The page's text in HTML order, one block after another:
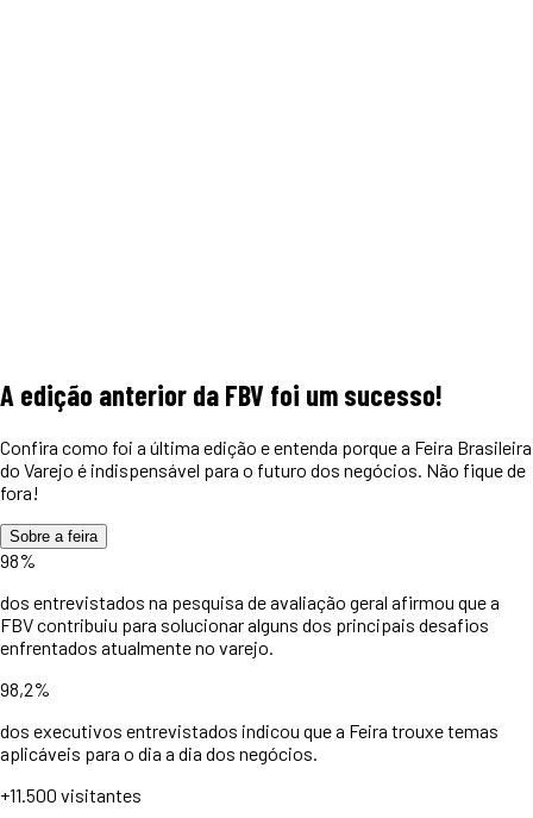
A edição anterior da FBV foi um sucesso!
Confira como foi a última edição e entenda porque a Feira Brasileira
do Varejo é indispensável para o futuro dos negócios. Não fique de
fora!
Sobre a feira
98%
dos entrevistados na pesquisa de avaliação geral afirmou que a
FBV contribuiu para solucionar alguns dos principais desafios
enfrentados atualmente no varejo.
98,2%
dos executivos entrevistados indicou que a Feira trouxe temas
aplicáveis para o dia a dia dos negócios.
+11.500 visitantes